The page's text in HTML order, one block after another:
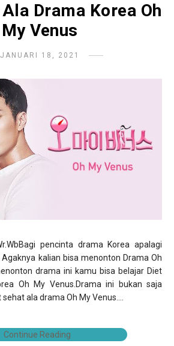
Drama Korea Oh
My Venus
JANUARI 18, 2021
pencinta drama Korea apalagi
kalian bisa menonton Drama Oh
drama ini kamu bisa belajar Diet
Oh My Venus.Drama ini bukan saja
ala drama Oh My Venus....
Continue Reading